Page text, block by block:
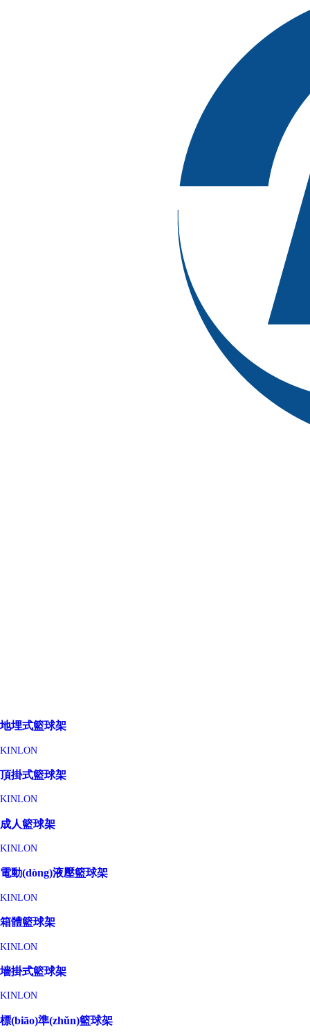
地埋式籃球架
KINLON
頂掛式籃球架
KINLON
成人籃球架
KINLON
電動(dòng)液壓籃球架
KINLON
箱體籃球架
KINLON
墻掛式籃球架
KINLON
標(biāo)準(zhǔn)籃球架